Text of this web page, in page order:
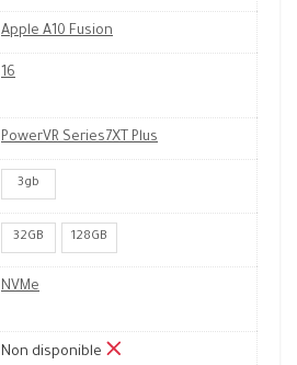
Apple A10 Fusion
16
PowerVR Series7XT Plus
3gb
32GB 128GB
NVMe
Non disponible